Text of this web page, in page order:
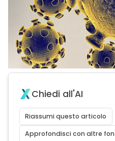
Chiedi all'AI
Riassumi questo articolo
Approfondisci con altre